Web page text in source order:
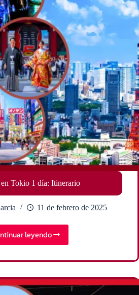
Tokio 1 día: Itinerario
11 de febrero de 2025
leyendo
Qué
en
1
día: